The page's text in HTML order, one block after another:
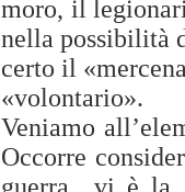
moro, il
nella possibilità
certo il
«volontario».
Veniamo
Occorre